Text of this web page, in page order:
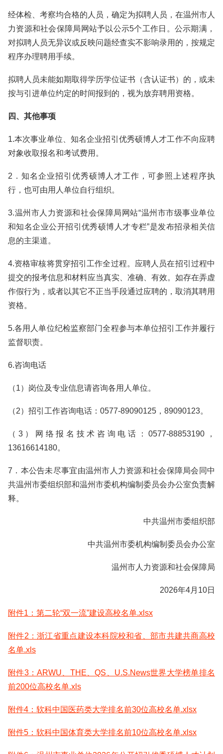
经体检、考察均合格的人员，确定为拟聘人员，在温州市人
力资源和社会保障局网站予以公示5个工作日。公示期满，
对拟聘人员无异议或反映问题经查实不影响录用的，按规定
程序办理聘用手续。
拟聘人员未能如期取得学历学位证书（含认证书）的，或未
按与引进单位约定的时间报到的，视为放弃聘用资格。
四、其他事项
1.本次事业单位、知名企业招引优秀硕博人才工作不向应聘
对象收取报名和考试费用。
2．知名企业招引优秀硕博人才工作，可参照上述程序执
行，也可由用人单位自行组织。
3.温州市人力资源和社会保障局网站“温州市市级事业单位
和知名企业公开招引优秀硕博人才专栏”是发布招录相关信
息的主渠道。
4.资格审核将贯穿招引工作全过程。应聘人员在招引过程中
提交的报考信息和材料应当真实、准确、有效。如存在弄虚
作假行为，或者以其它不正当手段通过应聘的，取消其聘用
资格。
5.各用人单位纪检监察部门全程参与本单位招引工作并履行
监督职责。
6.咨询电话
（1）岗位及专业信息请咨询各用人单位。
（2）招引工作咨询电话：0577-89090125，89090123。
（3）网络报名技术咨询电话：0577-88853190，
13616614180。
7．本公告未尽事宜由温州市人力资源和社会保障局会同中
共温州市委组织部和温州市委机构编制委员会办公室负责解
释。
中共温州市委组织部
中共温州市委机构编制委员会办公室
温州市人力资源和社会保障局
2026年4月10日
附件1：第二轮“双一流”建设高校名单.xlsx
附件2：浙江省重点建设本科院校和省、部市共建共商高校
名单.xls
附件3：ARWU、THE、QS、U.S.News世界大学榜单排名
前200位高校名单.xls
附件4：软科中国医药类大学排名前30位高校名单.xlsx
附件5：软科中国体育类大学排名前10位高校名单.xlsx